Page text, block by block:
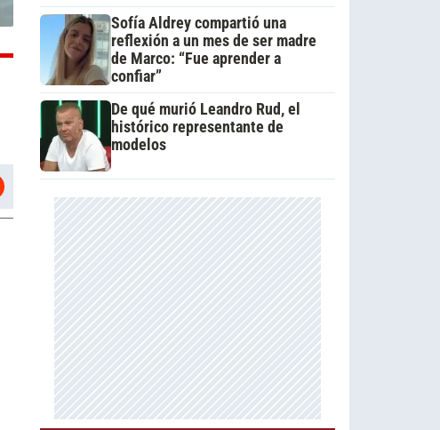
Sofía Aldrey compartió una
reflexión a un mes de ser madre
de Marco: “Fue aprender a
confiar”
De qué murió Leandro Rud, el
histórico representante de
modelos